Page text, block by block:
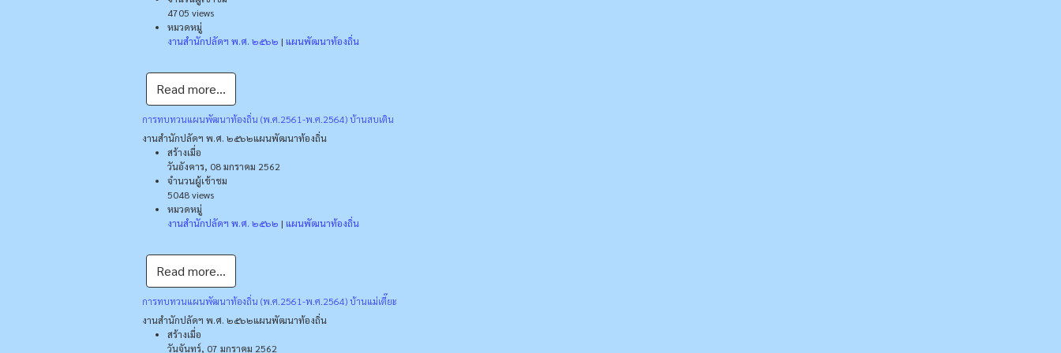
4705 views
หมวดหมู่
งานสำนักปลัดฯ พ.ศ. ๒๕๖๒ | แผนพัฒนาท้องถิ่น
Read more...
การทบทวนแผนพัฒนาท้องถิ่น (พ.ศ.2561-พ.ศ.2564) บ้านสบเติน
งานสำนักปลัดฯ พ.ศ. ๒๕๖๒แผนพัฒนาท้องถิ่น
สร้างเมื่อ
วันอังคาร, 08 มกราคม 2562
จำนวนผู้เข้าชม
5048 views
หมวดหมู่
งานสำนักปลัดฯ พ.ศ. ๒๕๖๒ | แผนพัฒนาท้องถิ่น
Read more...
การทบทวนแผนพัฒนาท้องถิ่น (พ.ศ.2561-พ.ศ.2564) บ้านแม่เตี๊ยะ
งานสำนักปลัดฯ พ.ศ. ๒๕๖๒แผนพัฒนาท้องถิ่น
สร้างเมื่อ
วันจันทร์, 07 มกราคม 2562